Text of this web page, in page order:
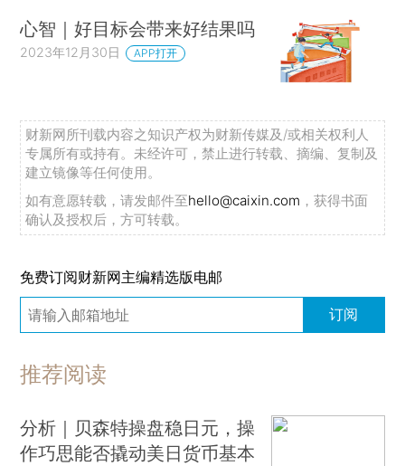
心智｜好目标会带来好结果吗
2023年12月30日 APP打开
财新网所刊载内容之知识产权为财新传媒及/或相关权利人
专属所有或持有。未经许可，禁止进行转载、摘编、复制及
建立镜像等任何使用。
如有意愿转载，请发邮件至hello@caixin.com ，获得书面
确认及授权后，方可转载。
免费订阅财新网主编精选版电邮
订阅
推荐阅读
分析｜贝森特操盘稳日元，操
作巧思能否撬动美日货币基本